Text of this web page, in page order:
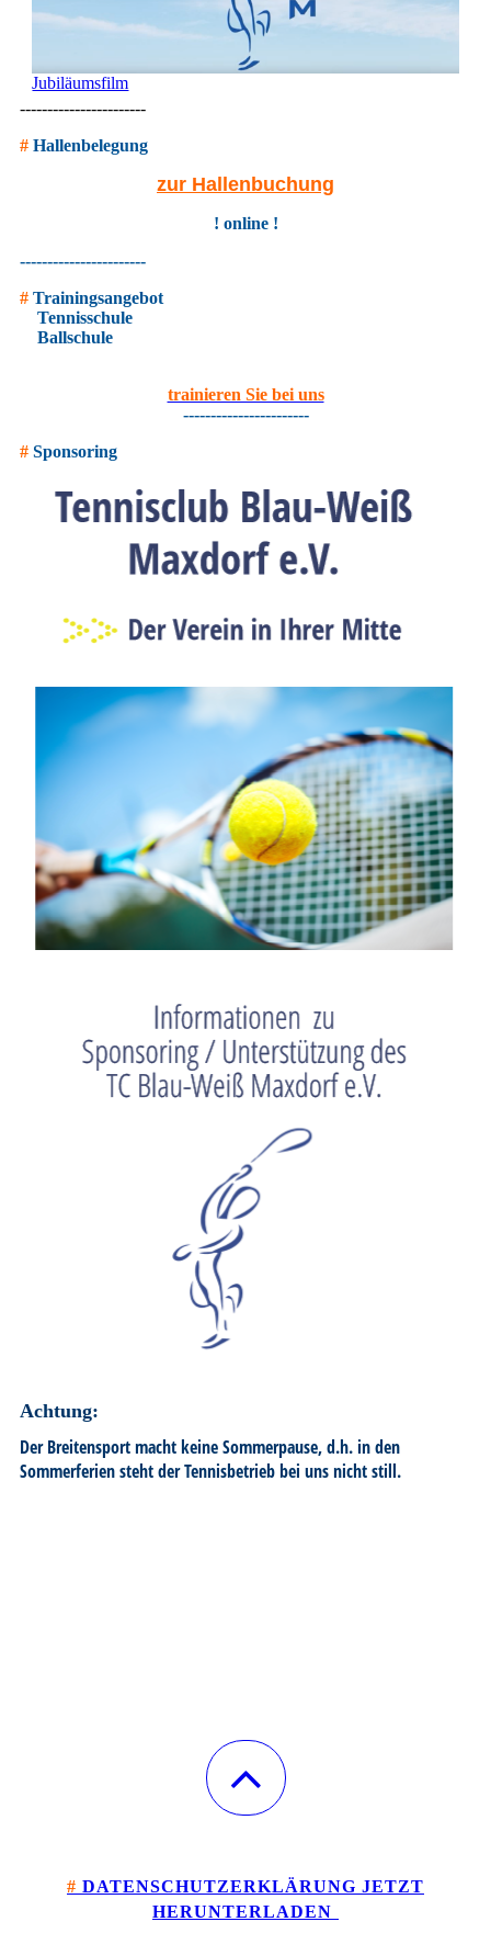
Jubiläumsfilm
-----------------------
#Hallenbelegung
zur Hallenbuchung
! online !
-----------------------
# Trainingsangebot
Tennisschule
Ballschule
trainieren Sie bei uns
-----------------------
# Sponsoring
Achtung:
Der Breitensport macht keine Sommerpause, d.h. in den
Sommerferien steht der Tennisbetrieb bei uns nicht still.
# DATENSCHUTZERKLÄRUNG JETZT
HERUNTERLADEN